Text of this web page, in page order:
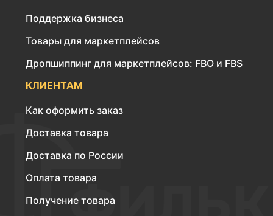
Поддержка бизнеса
Товары для маркетплейсов
Дропшиппинг для маркетплейсов: FBO и FBS
КЛИЕНТАМ
Как оформить заказ
Доставка товара
Доставка по России
Оплата товара
Получение товара